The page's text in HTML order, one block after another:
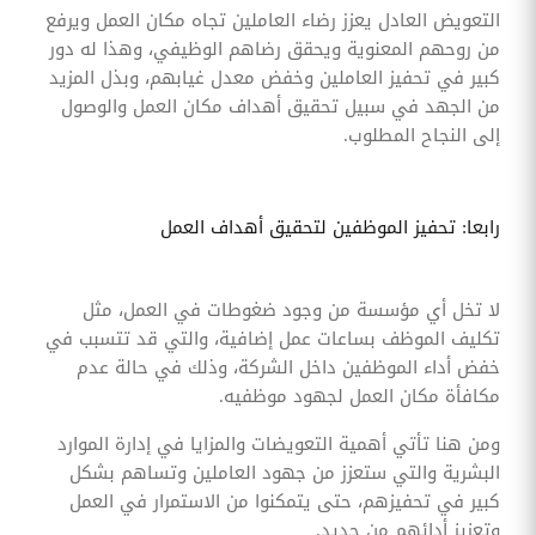
التعويض العادل يعزز رضاء العاملين تجاه مكان العمل ويرفع
من روحهم المعنوية ويحقق رضاهم الوظيفي، وهذا له دور
كبير في تحفيز العاملين وخفض معدل غيابهم، وبذل المزيد
من الجهد في سبيل تحقيق أهداف مكان العمل والوصول
إلى النجاح المطلوب.
رابعا: تحفيز الموظفين لتحقيق أهداف العمل
لا تخل أي مؤسسة من وجود ضغوطات في العمل، مثل
تكليف الموظف بساعات عمل إضافية، والتي قد تتسبب في
خفض أداء الموظفين داخل الشركة، وذلك في حالة عدم
مكافأة مكان العمل لجهود موظفيه.
ومن هنا تأتي أهمية التعويضات والمزايا في إدارة الموارد
البشرية والتي ستعزز من جهود العاملين وتساهم بشكل
كبير في تحفيزهم، حتى يتمكنوا من الاستمرار في العمل